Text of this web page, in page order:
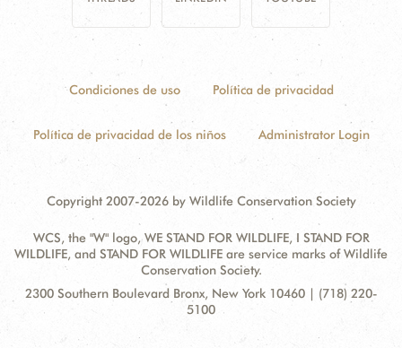
Condiciones de uso Política de privacidad
Política de privacidad de los niños Administrator Login
Copyright 2007-2026 by Wildlife Conservation Society
WCS, the "W" logo, WE STAND FOR WILDLIFE, I STAND FOR
WILDLIFE, and STAND FOR WILDLIFE are service marks of Wildlife
Conservation Society.
Contact
Address:
2300 Southern Boulevard Bronx, New York 10460 | (718) 220-
5100